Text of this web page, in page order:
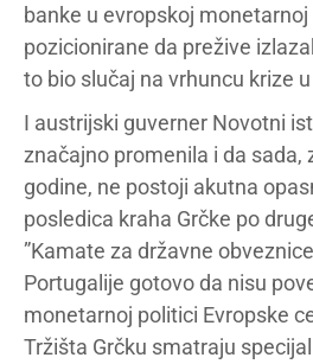
banke u evropskoj
pozicionirane da prežive
to bio slučaj na vrhuncu krize
I austrijski guverner Novotni
značajno promenila i da sada,
godine, ne postoji akutna
posledica kraha Grčke po
”Kamate za državne
Portugalije gotovo da nisu
monetarnoj politici Evropske
Tržišta Grčku smatraju